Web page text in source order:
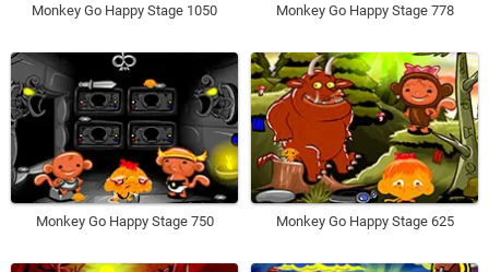
Monkey Go Happy Stage 1050 Monkey Go Happy Stage 778
Monkey Go Happy Stage 750 Monkey Go Happy Stage 625